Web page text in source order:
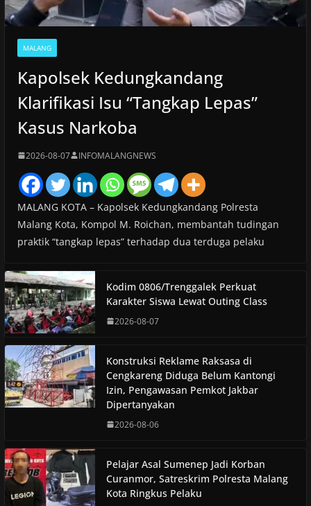
MALANG
Kapolsek Kedungkandang
Klarifikasi Isu “Tangkap Lepas”
Kasus Narkoba
2026-08-07 INFOMALANGNEWS
MALANG KOTA – Kapolsek Kedungkandang Polresta
Malang Kota, Kompol M. Roichan, membantah tudingan
praktik “tangkap lepas” terhadap dua terduga pelaku
Kodim 0806/Trenggalek Perkuat
Karakter Siswa Lewat Outing Class
2026-08-07
Konstruksi Reklame Raksasa di
Cengkareng Diduga Belum Kantongi
Izin, Pengawasan Pemkot Jakbar
Dipertanyakan
2026-08-06
Pelajar Asal Sumenep Jadi Korban
Curanmor, Satreskrim Polresta Malang
Kota Ringkus Pelaku